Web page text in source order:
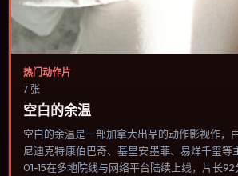
热门动作片
7 张
空白的余温
空白的余温是一部加拿大出品的动作影视作，
尼迪克特·康伯巴奇、基里安·墨菲、易烊千玺
01-15在多地院线与网络平台陆续上线，片长